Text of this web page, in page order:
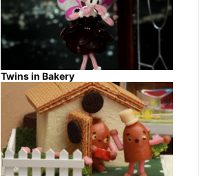
Twins in Bakery